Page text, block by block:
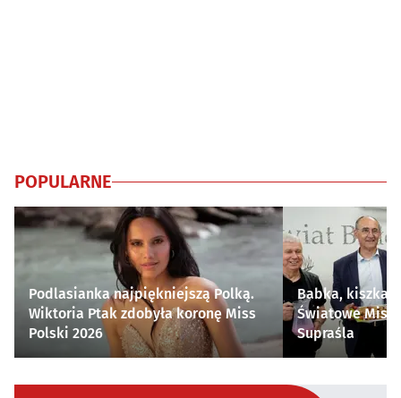
POPULARNE
Podlasianka najpiękniejszą Polką.
Wiktoria Ptak zdobyła koronę Miss
Polski 2026
Babka, kiszka i
Światowe
Supraśla